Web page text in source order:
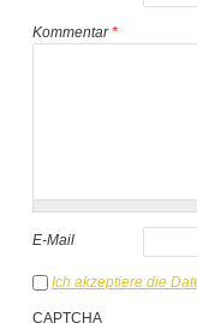
Kommentar*
E-Mail
Ich akzeptiere die
CAPTCHA